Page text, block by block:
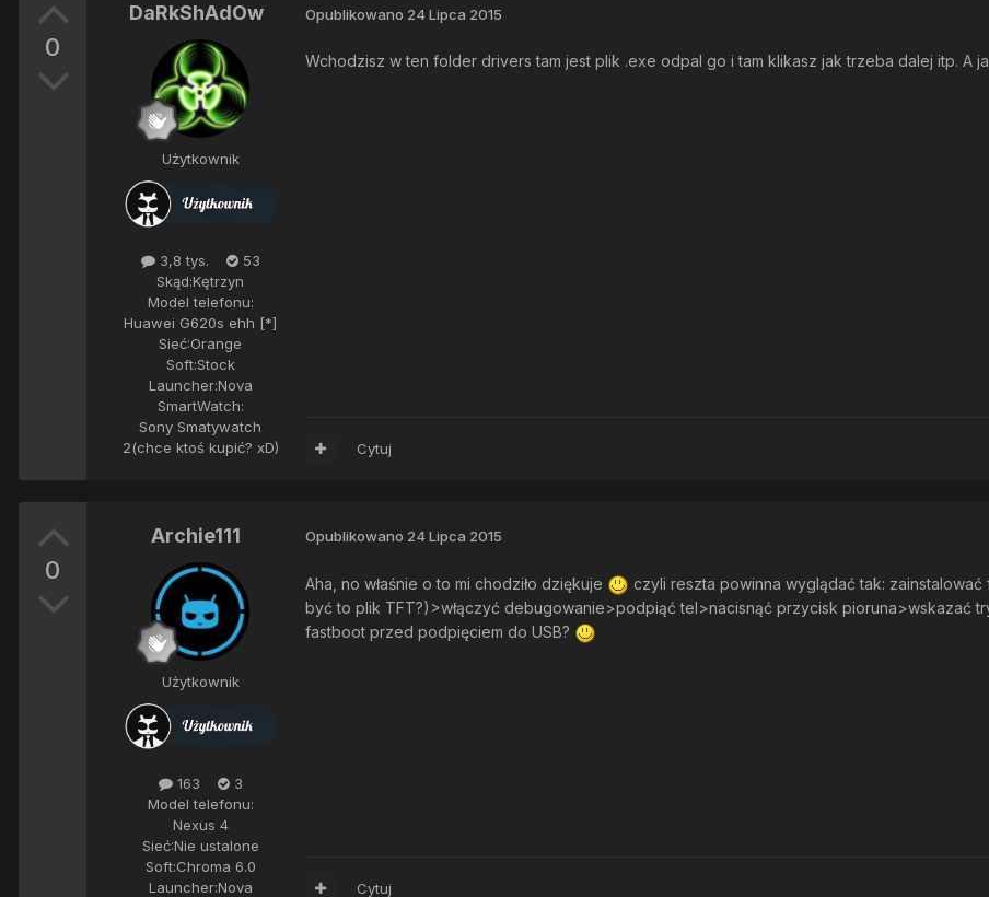
0
DaRkShAdOw
Użytkownik
3,8 tys.
53
Skąd:Kętrzyn
Model telefonu:
Huawei G620s ehh [*]
Sieć:Orange
Soft:Stock
Launcher:Nova
SmartWatch:
Sony Smatywatch
2(chce ktoś kupić? xD)
Opublikowano 24 Lipca 2015
Wchodzisz w ten folder drivers tam jest plik .exe odpal go i tam klikasz jak trzeba dalej itp. A
Cytuj
0
Archie111
Użytkownik
163
3
Model telefonu:
Nexus 4
Sieć:Nie ustalone
Soft:Chroma 6.0
Launcher:Nova
Opublikowano 24 Lipca 2015
Aha, no właśnie o to mi chodziło dziękuje
czyli reszta powinna wyglądać tak:
być to plik TFT?)>włączyć debugowanie>podpiąć tel>nacisnąć przycisk pioruna>wskazać
fastboot przed podpięciem do USB?
Cytuj